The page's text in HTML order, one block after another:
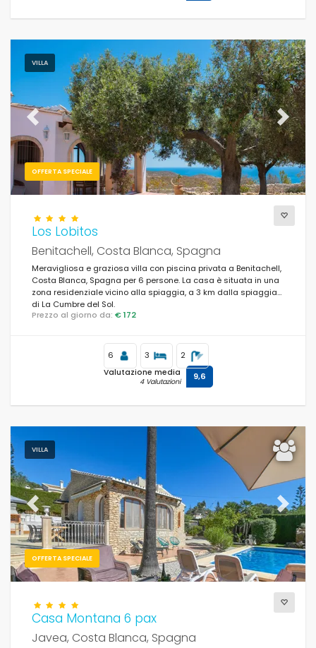
VILLA
OFFERTA SPECIALE
Previous Next
Los Lobitos
Benitachell, Costa Blanca, Spagna
Meravigliosa e graziosa villa con piscina privata a Benitachell,
Costa Blanca, Spagna per 6 persone. La casa è situata in una
zona residenziale vicino alla spiaggia, a 3 km dalla spiaggia
di La Cumbre del Sol.
Prezzo al giorno da: € 172
6 3 2
Valutazione media
4 Valutazioni 9,6
VILLA
OFFERTA SPECIALE
Previous Next
Casa Montana 6 pax
Javea, Costa Blanca, Spagna